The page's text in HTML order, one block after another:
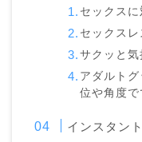
セックス
セックス
サクッと
アダルト
位や角度で
インスタン